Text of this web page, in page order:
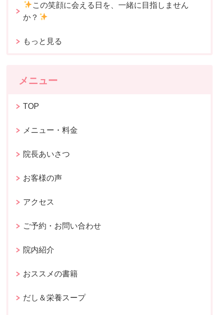
この笑顔に会える日を、一緒に目指しません
か？
もっと見る
メニュー
TOP
メニュー・料金
院長あいさつ
お客様の声
アクセス
ご予約・お問い合わせ
院内紹介
おススメの書籍
だし＆栄養スープ